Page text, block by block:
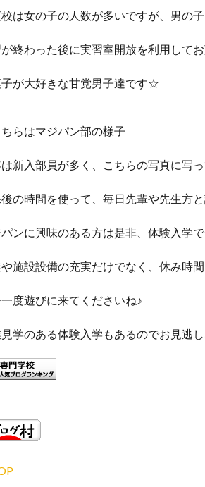
は女の子の人数が多いですが、男の
終わった後に実習室開放を利用して
子が大好きな甘党男子達です☆
らはマジパン部の様子
新入部員が多く、こちらの写真に写
の時間を使って、毎日先輩や先生方
ンに興味のある方は是非、体験入学
施設設備の充実だけでなく、休み時
度遊びに来てくださいね♪
学のある体験入学もあるのでお見逃し